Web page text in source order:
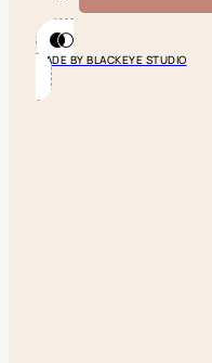
MADE BY BLACKEYE STUDIO